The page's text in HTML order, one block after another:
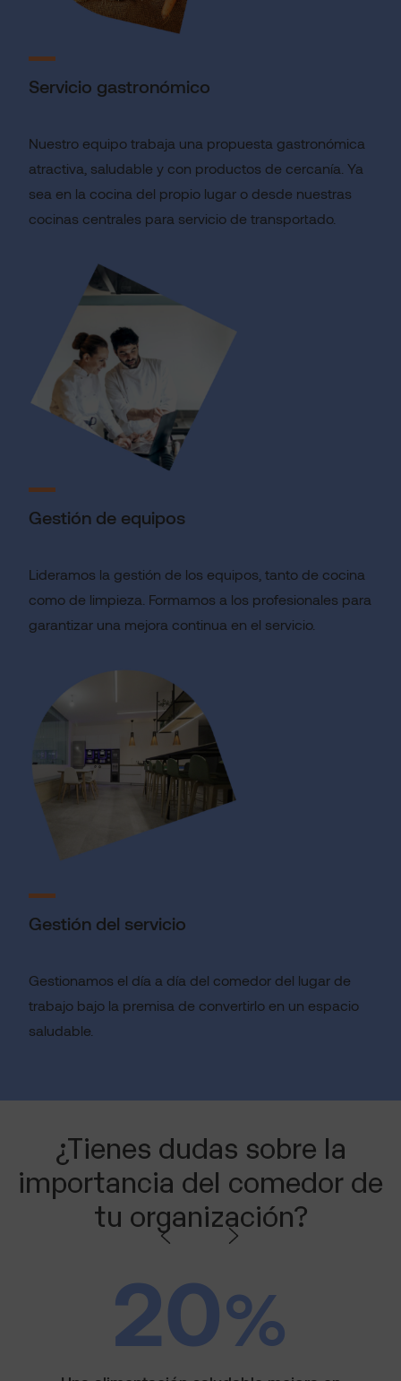
Servicio gastronómico
Nuestro equipo trabaja una propuesta gastronómica
atractiva, saludable y con productos de cercanía. Ya
sea en la cocina del propio lugar o desde nuestras
cocinas centrales para servicio de transportado.
Gestión de equipos
Lideramos la gestión de los equipos, tanto de cocina
como de limpieza. Formamos a los profesionales para
garantizar una mejora continua en el servicio.
Gestión del servicio
Gestionamos el día a día del comedor del lugar de
trabajo bajo la premisa de convertirlo en un espacio
saludable.
¿Tienes dudas sobre la
importancia del comedor de
tu organización?
20%